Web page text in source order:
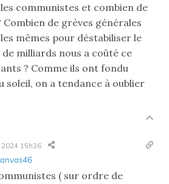
communistes et combien de
Combien de grèves générales
mêmes pour déstabiliser le
de milliards nous a coûté ce
? Comme ils ont fondu
soleil, on a tendance à oublier
2024 15h26
( sur ordre de